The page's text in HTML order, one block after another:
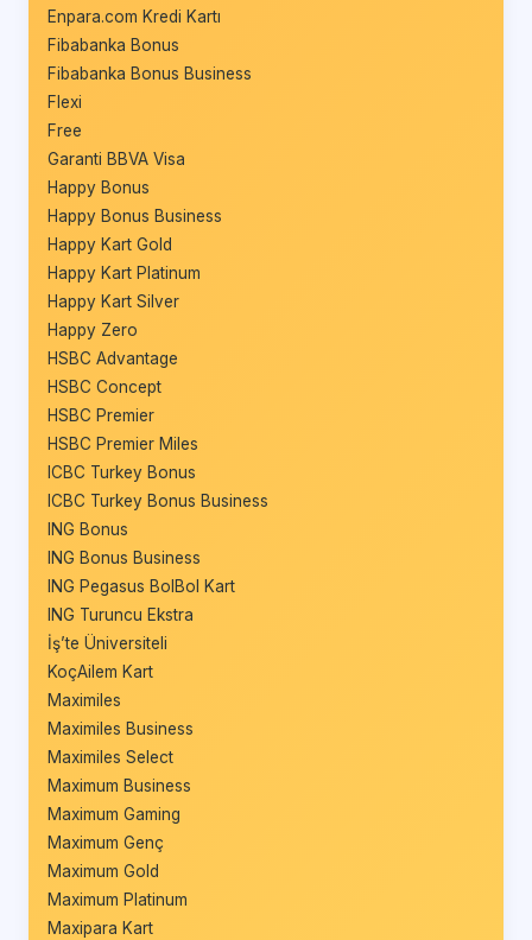
Enpara.com Kredi Kartı
Fibabanka Bonus
Fibabanka Bonus Business
Flexi
Free
Garanti BBVA Visa
Happy Bonus
Happy Bonus Business
Happy Kart Gold
Happy Kart Platinum
Happy Kart Silver
Happy Zero
HSBC Advantage
HSBC Concept
HSBC Premier
HSBC Premier Miles
ICBC Turkey Bonus
ICBC Turkey Bonus Business
ING Bonus
ING Bonus Business
ING Pegasus BolBol Kart
ING Turuncu Ekstra
İş’te Üniversiteli
KoçAilem Kart
Maximiles
Maximiles Business
Maximiles Select
Maximum Business
Maximum Gaming
Maximum Genç
Maximum Gold
Maximum Platinum
Maxipara Kart